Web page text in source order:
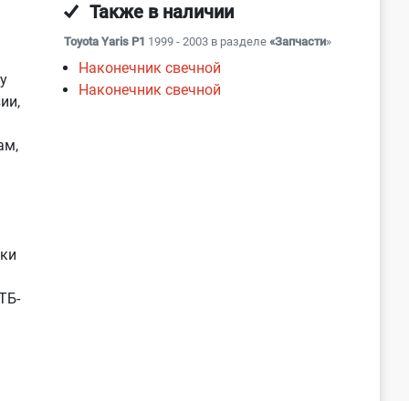
Также в наличии
Toyota Yaris P1 1999 - 2003 в разделе «Запчасти»
Наконечник свечной
Наконечник свечной